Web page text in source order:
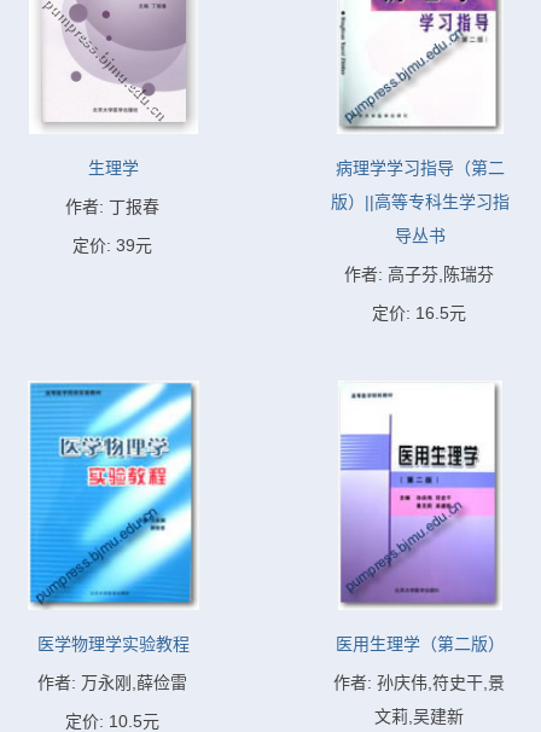
生理学
作者: 丁报春
定价: 39元
病理学学习指导（第二
版）||高等专科生学习指
导丛书
作者: 高子芬,陈瑞芬
定价: 16.5元
医学物理学实验教程
作者: 万永刚,薛俭雷
定价: 10.5元
医用生理学（第二版）
作者: 孙庆伟,符史干,景
文莉,吴建新